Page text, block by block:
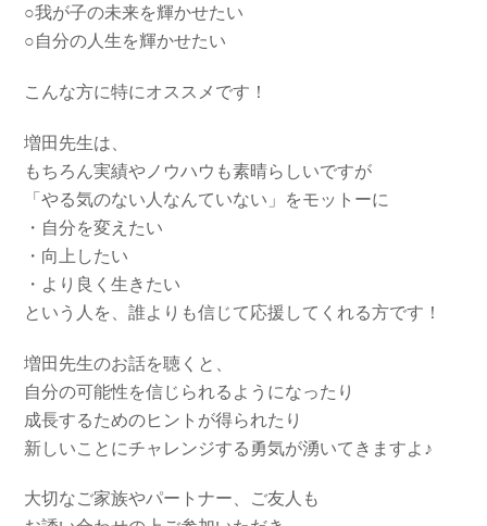
○我が子の未来を輝かせたい
○自分の人生を輝かせたい
こんな方に特にオススメです！
増田先生は、
もちろん実績やノウハウも素晴らしいですが
「やる気のない人なんていない」をモットーに
・自分を変えたい
・向上したい
・より良く生きたい
という人を、誰よりも信じて応援してくれる方です！
増田先生のお話を聴くと、
自分の可能性を信じられるようになったり
成長するためのヒントが得られたり
新しいことにチャレンジする勇気が湧いてきますよ♪
大切なご家族やパートナー、ご友人も